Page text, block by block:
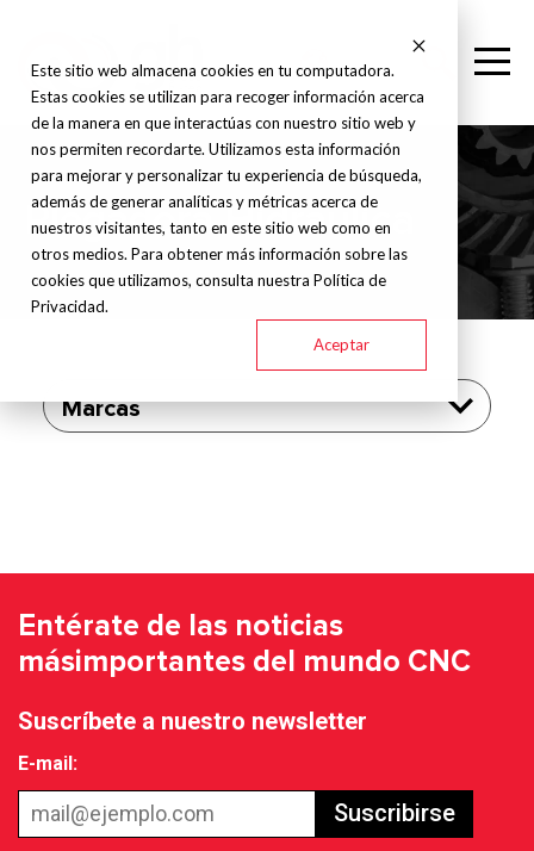
Este sitio web almacena cookies en tu computadora.
Estas cookies se utilizan para recoger información acerca
de la manera en que interactúas con nuestro sitio web y
nos permiten recordarte. Utilizamos esta información
para mejorar y personalizar tu experiencia de búsqueda,
además de generar analíticas y métricas acerca de
nuestros visitantes, tanto en este sitio web como en
otros medios. Para obtener más información sobre las
cookies que utilizamos, consulta nuestra Política de
Privacidad.
Aceptar
Plegadora Hidráulica
Marcas
Entérate de las noticias
másimportantes del mundo CNC
Suscríbete a nuestro newsletter
E-mail:
Suscribirse